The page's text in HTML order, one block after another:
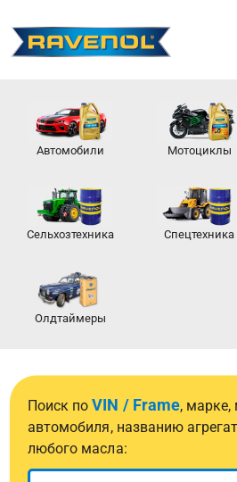
Автомобили Мотоциклы
Сельхозтехника Спецтехника
Олдтаймеры
Поиск поVIN / Frame, марке,
автомобиля, названию
любого масла: